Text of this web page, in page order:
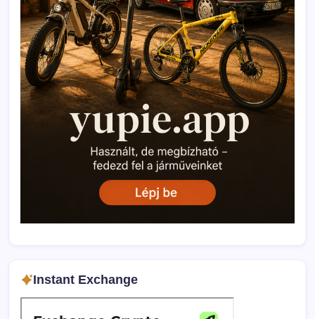
Instant Exchange